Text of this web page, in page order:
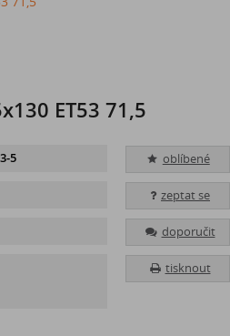
ET53 71,5
oblíbené
zeptat se
doporučit
tisknout
5